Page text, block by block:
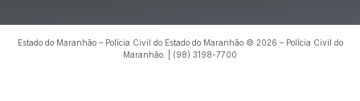
Estado do Maranhão – Polícia Civil do Estado do Maranhão © 2026 – Polícia Civil do
Maranhão. | (98) 3198-7700